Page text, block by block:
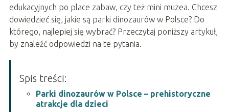
edukacyjnych po place zabaw, czy też mini muzea. Chcesz
dowiedzieć się, jakie są parki dinozaurów w Polsce? Do
którego, najlepiej się wybrać? Przeczytaj poniższy artykuł,
by znaleźć odpowiedzi na te pytania.
Spis treści:
Parki dinozaurów w Polsce – prehistoryczne
atrakcje dla dzieci